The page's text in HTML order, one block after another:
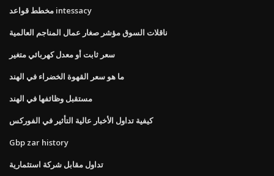
مخطط قواعد intessacy
ناقلات السوق مؤشر صغار عمال المناجم العالمية
سعر ثابت أو معدل كهربائي متغير
ما هو سعر القهوة الخضراء في الهند
مستقبل وظائفها في الهند
كيفية تداول الأخبار عالية التأثير في الفوركس
Gbp zar history
تداول مقابل شركة استثمارية